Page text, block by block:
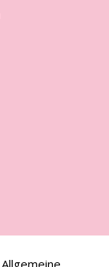
Allgemeine